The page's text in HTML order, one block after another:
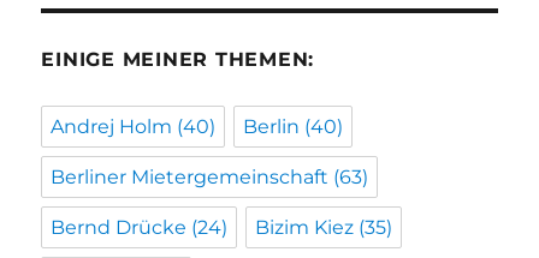
EINIGE MEINER THEMEN:
Andrej Holm (40) Berlin (40)
Berliner Mietergemeinschaft (63)
Bernd Drücke (24) Bizim Kiez (35)